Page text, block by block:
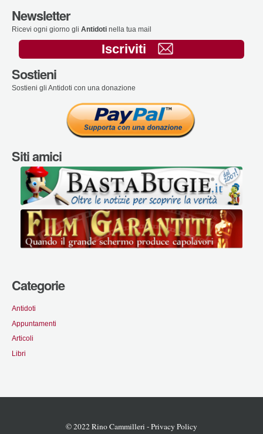
Newsletter
Ricevi ogni giorno gli Antidoti nella tua mail
Iscriviti
Sostieni
Sostieni gli Antidoti con una donazione
Siti amici
Categorie
Antidoti
Appuntamenti
Articoli
Libri
© 2022 Rino Cammilleri -Privacy Policy